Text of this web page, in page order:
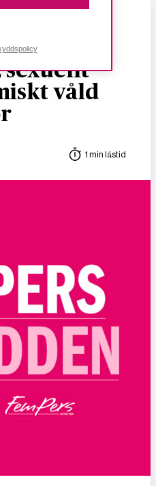
sexuellt
våld
1 min lästid